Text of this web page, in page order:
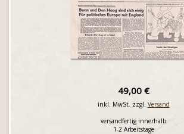
49,00 €
inkl. MwSt. zzgl. Versand
versandfertig innerhalb
1-2 Arbeitstage